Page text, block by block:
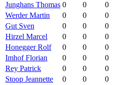
Junghans Thomas 0 0
0
Werder Martin
0 0
0
Gut Sven
0 0
0
Hirzel Marcel
0 0
0
Honegger Rolf
0 0
0
Imhof Florian
0 0
0
Rey Patrick
0 0
0
Stoop Jeannette
0 0
0